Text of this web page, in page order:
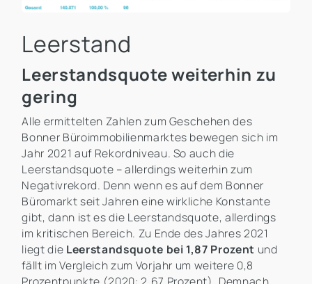
Leerstand
Leerstandsquote weiterhin zu
gering
Alle ermittelten Zahlen zum Geschehen des
Bonner Büroimmobilienmarktes bewegen sich im
Jahr 2021 auf Rekordniveau. So auch die
Leerstandsquote – allerdings weiterhin zum
Negativrekord. Denn wenn es auf dem Bonner
Büromarkt seit Jahren eine wirkliche Konstante
gibt, dann ist es die Leerstandsquote, allerdings
im kritischen Bereich. Zu Ende des Jahres 2021
liegt die Leerstandsquote bei 1,87 Prozent und
fällt im Vergleich zum Vorjahr um weitere 0,8